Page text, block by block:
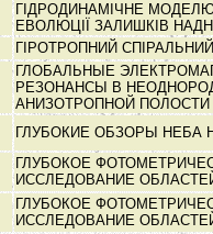
ГІДРОДИНАМІЧНЕ
ЕВОЛЮЦІЇ ЗАЛИШКІВ
ГІРОТРОПНИЙ
ГЛОБАЛЬНЫЕ
РЕЗОНАНСЫ В
АНИЗОТРОПНОЙ ПОЛОСТИ
ГЛУБОКИЕ ОБЗОРЫ НЕБА
ГЛУБОКОЕ
ИССЛЕДОВАНИЕ
ГЛУБОКОЕ
ИССЛЕДОВАНИЕ